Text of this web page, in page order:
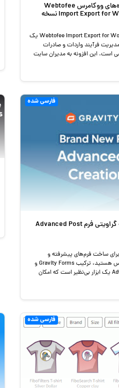
افزونه مدیریت انتقال داده‌های ووکامرس Webtofee
Import Export for WooCommerce Wrapper نسخه
افزونه Webtofee Import Export for WooCommerce Wrapper یک
فرآیند واردات و صادرات
است. این افزونه به مدیران سایت
فارسی شده
افزونه پست های پیشرفته گراویتی فرم Advanced Post
برای ساخت فرم‌های پیشرفته و
سفارشی‌سازی فیلدها در وردپرس هستید، ترکیب Gravity Forms و
Advanced Custom Fields (ACF) یک ابزار بی‌نظیر است که امکان
فارسی شده